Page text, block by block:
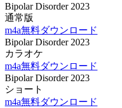
Bipolar Disorder 2023
通常版
m4a無料ダウンロード
Bipolar Disorder 2023
カラオケ
m4a無料ダウンロード
Bipolar Disorder 2023
ショート
m4a無料ダウンロード